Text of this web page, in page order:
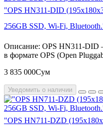
"OPS HN311-DID
256GB SSD, Wi-Fi,
Описание: OPS HN311-DID
в формате OPS (Open
3 835 000Сум
Уведомить о наличии
"OPS HN711-DZD